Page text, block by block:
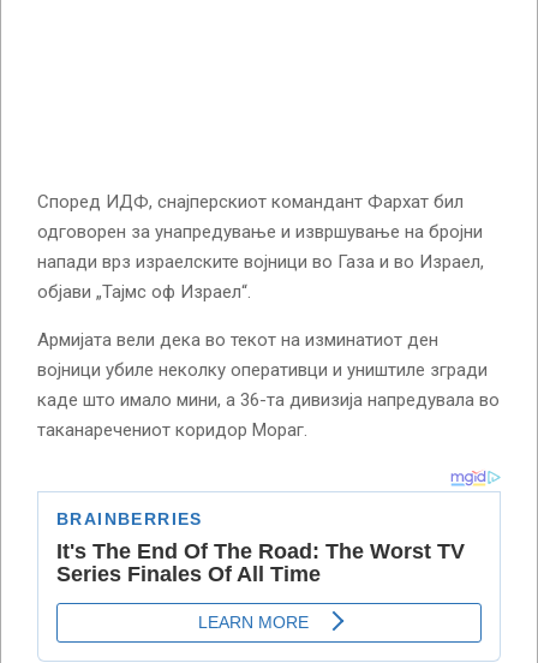
Според ИДФ, снајперскиот командант Фархат бил
одговорен за унапредување и извршување на бројни
напади врз израелските војници во Газа и во Израел,
објави „Тајмс оф Израел“.
Армијата вели дека во текот на изминатиот ден
војници убиле неколку оперативци и уништиле згради
каде што имало мини, а 36-та дивизија напредувала во
таканаречениот коридор Мораг.